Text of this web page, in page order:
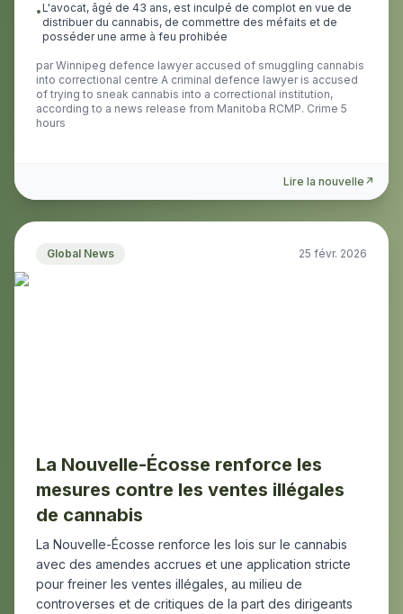
•L'avocat, âgé de 43 ans, est inculpé de complot en vue de
distribuer du cannabis, de commettre des méfaits et de
posséder une arme à feu prohibée
par Winnipeg defence lawyer accused of smuggling cannabis
into correctional centre A criminal defence lawyer is accused
of trying to sneak cannabis into a correctional institution,
according to a news release from Manitoba RCMP. Crime 5
hours
Lire la nouvelle ↗
Global News 25 févr. 2026
La Nouvelle-Écosse renforce les
mesures contre les ventes illégales
de cannabis
La Nouvelle-Écosse renforce les lois sur le cannabis
avec des amendes accrues et une application stricte
pour freiner les ventes illégales, au milieu de
controverses et de critiques de la part des dirigeants